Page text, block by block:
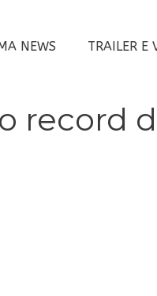
NEWS TRAILER E
record